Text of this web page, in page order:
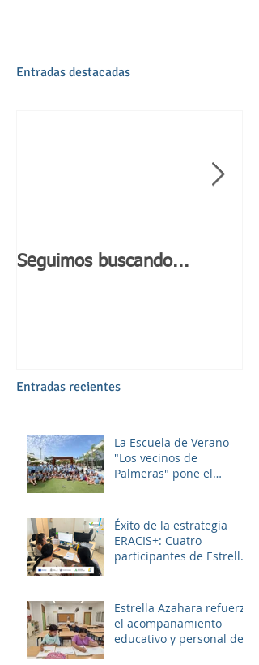
Entradas destacadas
Seguimos buscando...
Entradas recientes
La Escuela de Verano
"Los vecinos de
Palmeras" pone el
convivencia y diversión.
Éxito de la estrategia
ERACIS+: Cuatro
participantes de Estrella
sociosanitario
Estrella Azahara refuerza
el acompañamiento
educativo y personal del